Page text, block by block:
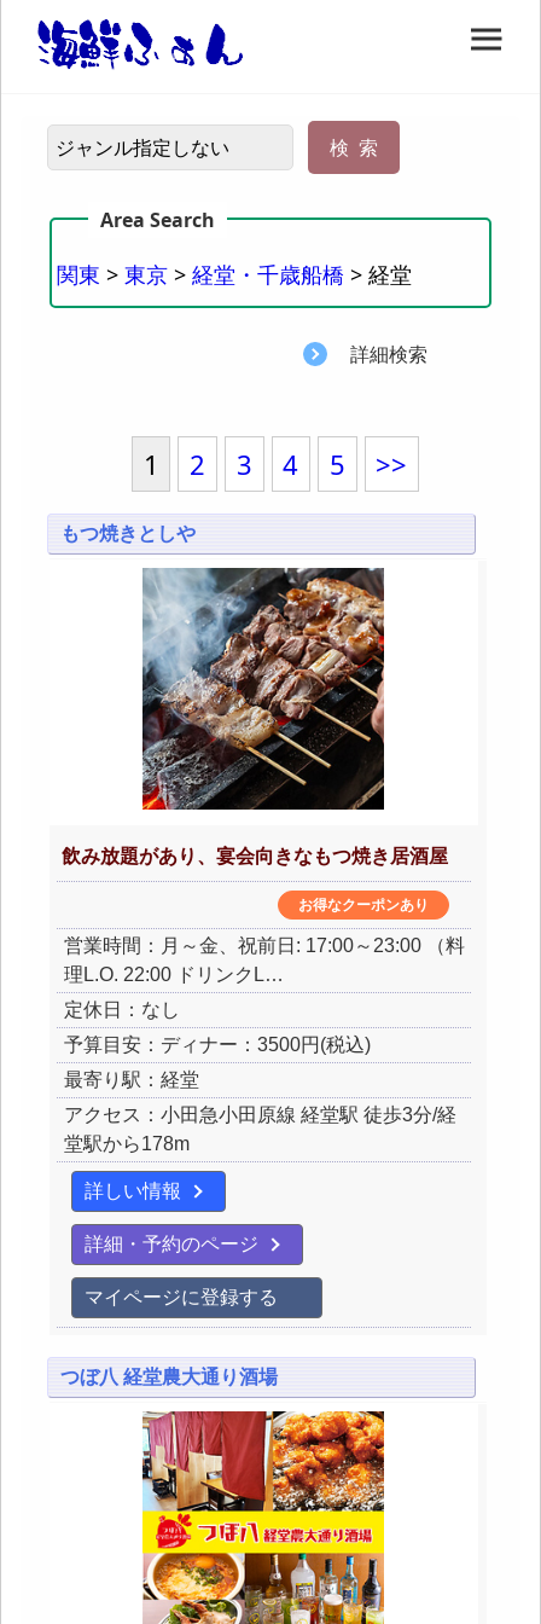
関東 > 東京 > 経堂・千歳船橋 > 経堂
詳細検索
1 2 3 4 5 >>
もつ焼きとしや
飲み放題があり、宴会向きなもつ焼き居酒屋
お得なクーポンあり
営業時間：月～金、祝前日: 17:00～23:00 （料
理L.O. 22:00 ドリンクL…
定休日：なし
予算目安：ディナー：3500円(税込)
最寄り駅：経堂
アクセス：小田急小田原線 経堂駅 徒歩3分/経
堂駅から178m
詳しい情報
詳細・予約のページ
マイページに登録する
つぼ八 経堂農大通り酒場